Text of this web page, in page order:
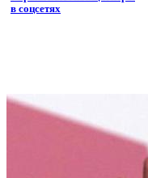
в соцсетях